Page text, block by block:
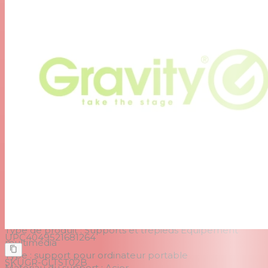
lors d'événements, de conférences ou dans les bureaux.
La hauteur du LTS T 02 B peut être réglée de manière
flexible entre 79 cm et 120 cm, ce qui signifie qu'il peut
également être utilisé en position assise.
Type de produit : Supports et trépieds Équipement
multimédia
Type : support pour ordinateur portable
UPC4049521681264
SKUGR-GLTST02B